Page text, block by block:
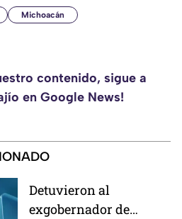
Michoacán
contenido, sigue a
en Google News!
Detuvieron al
exgobernador de